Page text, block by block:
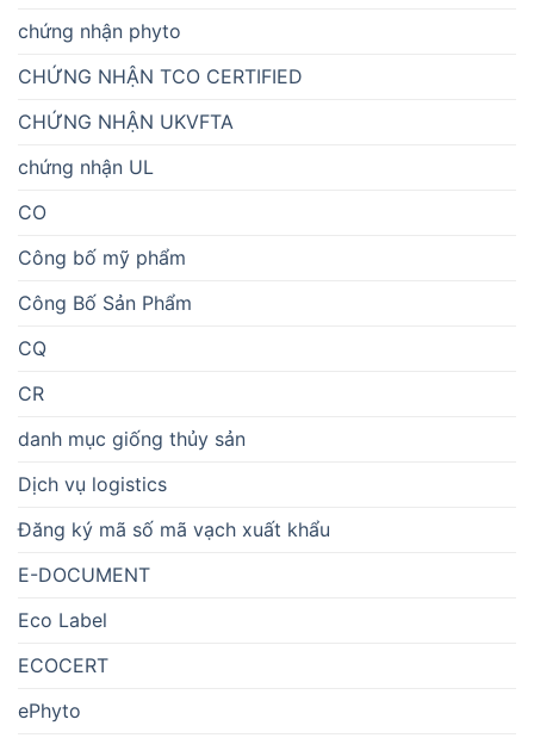
chứng nhận phyto
CHỨNG NHẬN TCO CERTIFIED
CHỨNG NHẬN UKVFTA
chứng nhận UL
CO
Công bố mỹ phẩm
Công Bố Sản Phẩm
CQ
CR
danh mục giống thủy sản
Dịch vụ logistics
Đăng ký mã số mã vạch xuất khẩu
E-DOCUMENT
Eco Label
ECOCERT
ePhyto